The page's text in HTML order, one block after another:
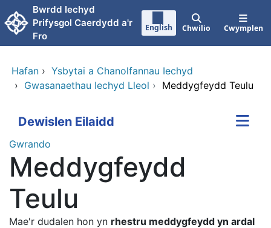
Neidio i'r prif gynnwy
Bwrdd Iechyd
Prifysgol Caerdydd a'r
Fro
English Chwilio Cwymplen
Hafan › Ysbytai a Chanolfannau Iechyd
› Gwasanaethau Iechyd Lleol › Meddygfeydd Teulu
Dewislen Eilaidd
Gwrando
Meddygfeydd
Teulu
Mae'r dudalen hon yn rhestru meddygfeydd yn ardal